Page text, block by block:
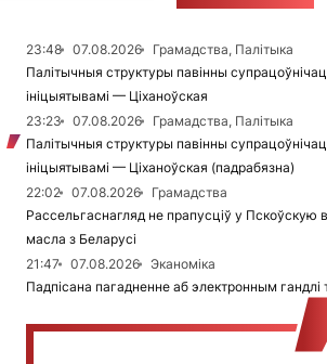
23:48 07.08.2026
Грамадства, Палітыка
Палітычныя структуры павінны
ініцыятывамі — Ціханоўская
23:23
07.08.2026
Грамадства, Палітыка
Палітычныя структуры павінны
ініцыятывамі — Ціханоўская (падрабязна)
22:02
07.08.2026
Грамадства
Рассельгаснагляд не прапусціў у Пскоўскую
масла з Беларусі
21:47
07.08.2026
Эканоміка
Падпісана пагадненне аб электронным гандлі